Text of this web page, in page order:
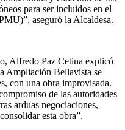
para ser incluidos en el
aseguró la Alcaldesa.
Alfredo Paz Cetina explicó
Ampliación Bellavista se
con una obra improvisada.
de las autoridades
arduas negociaciones,
esta obra”.